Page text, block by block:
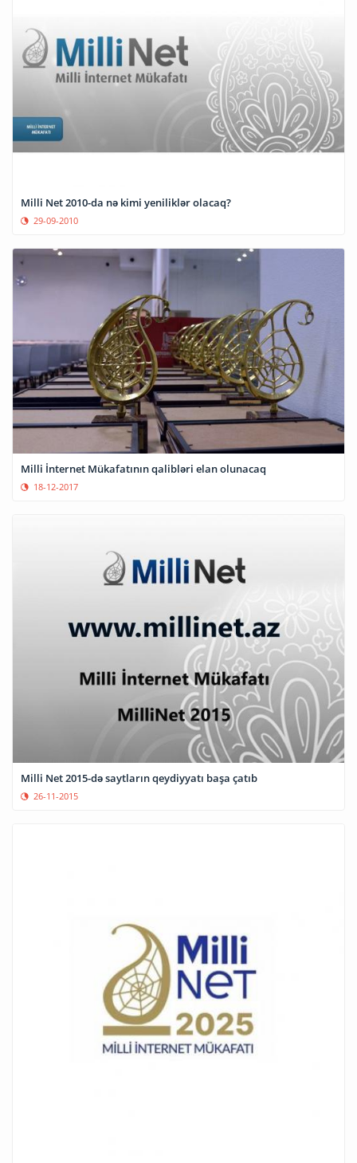
Milli Net 2010-da nə kimi yeniliklər olacaq?
29-09-2010
Milli İnternet Mükafatının qalibləri elan olunacaq
18-12-2017
Milli Net 2015-də saytların qeydiyyatı başa çatıb
26-11-2015